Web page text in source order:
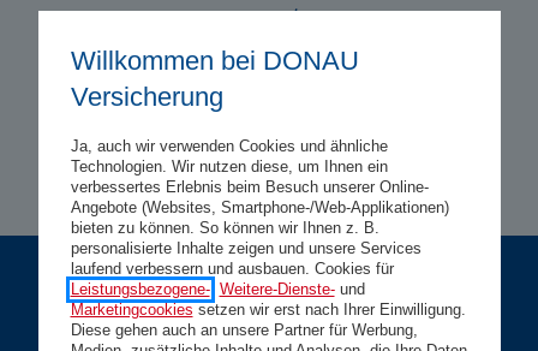
Willkommen bei DONAU
Versicherung
Ja, auch wir verwenden Cookies und ähnliche
Technologien. Wir nutzen diese, um Ihnen ein
verbessertes Erlebnis beim Besuch unserer Online-
Angebote (Websites, Smartphone-/Web-Applikationen)
bieten zu können. So können wir Ihnen z. B.
personalisierte Inhalte zeigen und unsere Services
laufend verbessern und ausbauen. Cookies für
Leistungsbezogene-, Weitere-Dienste-und
Marketingcookies setzen wir erst nach Ihrer Einwilligung.
Diese gehen auch an unsere Partner für Werbung,
Privatkunden
16.234 Kundenbewertungen1